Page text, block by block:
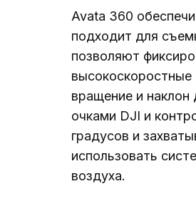
Avata 360
подходит для
позволяют
высокоскоростные
вращение и наклон
очками DJI и
градусов и
использовать
воздуха.